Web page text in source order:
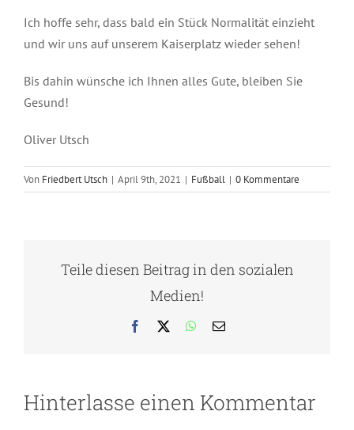
Ich hoffe sehr, dass bald ein Stück Normalität einzieht
und wir uns auf unserem Kaiserplatz wieder sehen!
Bis dahin wünsche ich Ihnen alles Gute, bleiben Sie
Gesund!
Oliver Utsch
Von Friedbert Utsch | April 9th, 2021 | Fußball | 0 Kommentare
Teile diesen Beitrag in den sozialen
Medien!
Facebook WhatsApp
E-
Hinterlasse einen Kommentar